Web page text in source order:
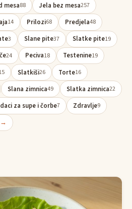
mesa88 Jela bez mesa257
14 Prilozi68 Predjela48
3 Slane pite37 Slatke pite19
24 Peciva18 Testenine19
Slatkiši26 Torte16
Slana zimnica49 Slatka zimnica22
za supe i čorbe7 Zdravlje9
→